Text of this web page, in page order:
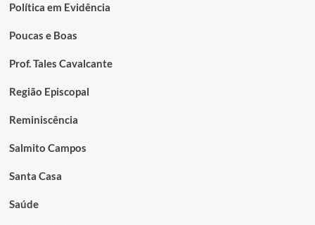
Política em Evidência
Poucas e Boas
Prof. Tales Cavalcante
Região Episcopal
Reminiscência
Salmito Campos
Santa Casa
Saúde